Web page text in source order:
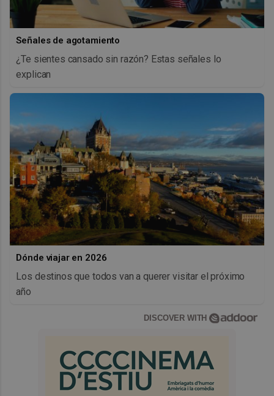
Señales de agotamiento
¿Te sientes cansado sin razón? Estas señales lo
explican
Dónde viajar en 2026
Los destinos que todos van a querer visitar el próximo
año
DISCOVER WITH